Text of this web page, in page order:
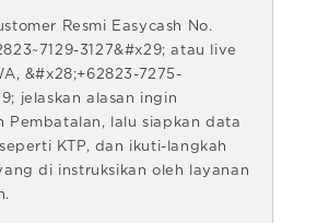
Resmi Easycash No.
3127&#x29; atau live
&#x28;+62823-7275-
jelaskan alasan ingin
Pembatalan, lalu siapkan data
KTP, dan ikuti-langkah
di instruksikan oleh layanan